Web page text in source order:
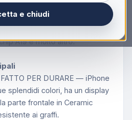
e chiudi
Sempre più robusto.
Ceramic Shield 2,
A19 e molto altro.
PER DURARE — iPhone
splendidi colori, ha un display
parte frontale in Ceramic
ai graffi.